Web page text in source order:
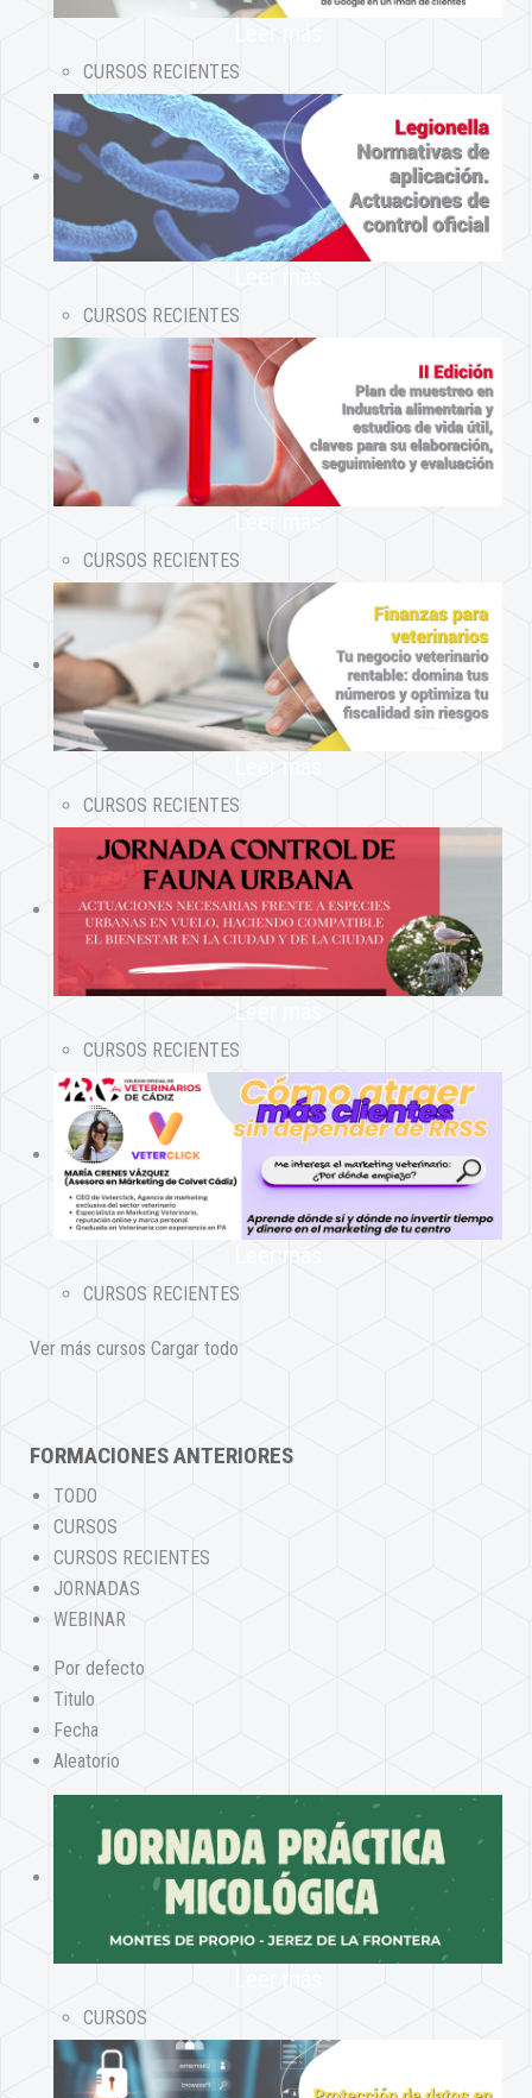
CURSOS RECIENTES
CURSOS RECIENTES
CURSOS RECIENTES
CURSOS RECIENTES
CURSOS RECIENTES
CURSOS RECIENTES
Ver más cursos Cargar todo
FORMACIONES ANTERIORES
TODO
CURSOS
CURSOS RECIENTES
JORNADAS
WEBINAR
Por defecto
Titulo
Fecha
Aleatorio
CURSOS